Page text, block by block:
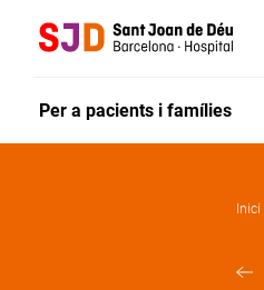
Per a pacients i famílies
Inici